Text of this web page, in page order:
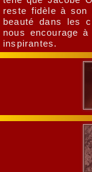
reste fidèle à son
beauté dans les
nous encourage
inspirantes.